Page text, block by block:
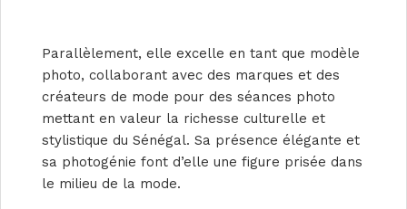
Parallèlement, elle excelle en tant que modèle
photo, collaborant avec des marques et des
créateurs de mode pour des séances photo
mettant en valeur la richesse culturelle et
stylistique du Sénégal. Sa présence élégante et
sa photogénie font d’elle une figure prisée dans
le milieu de la mode.